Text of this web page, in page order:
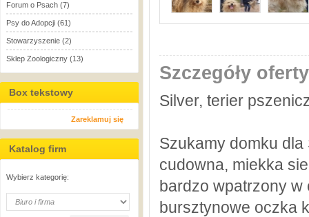
Forum o Psach (7)
Psy do Adopcji (61)
Stowarzyszenie (2)
Sklep Zoologiczny (13)
Box tekstowy
Zareklamuj się
Katalog firm
Wybierz kategorię:
Szczegóły
Silver, terier
Szukamy domku
cudowna, miekka
bardzo wpatrzony
bursztynowe oczka